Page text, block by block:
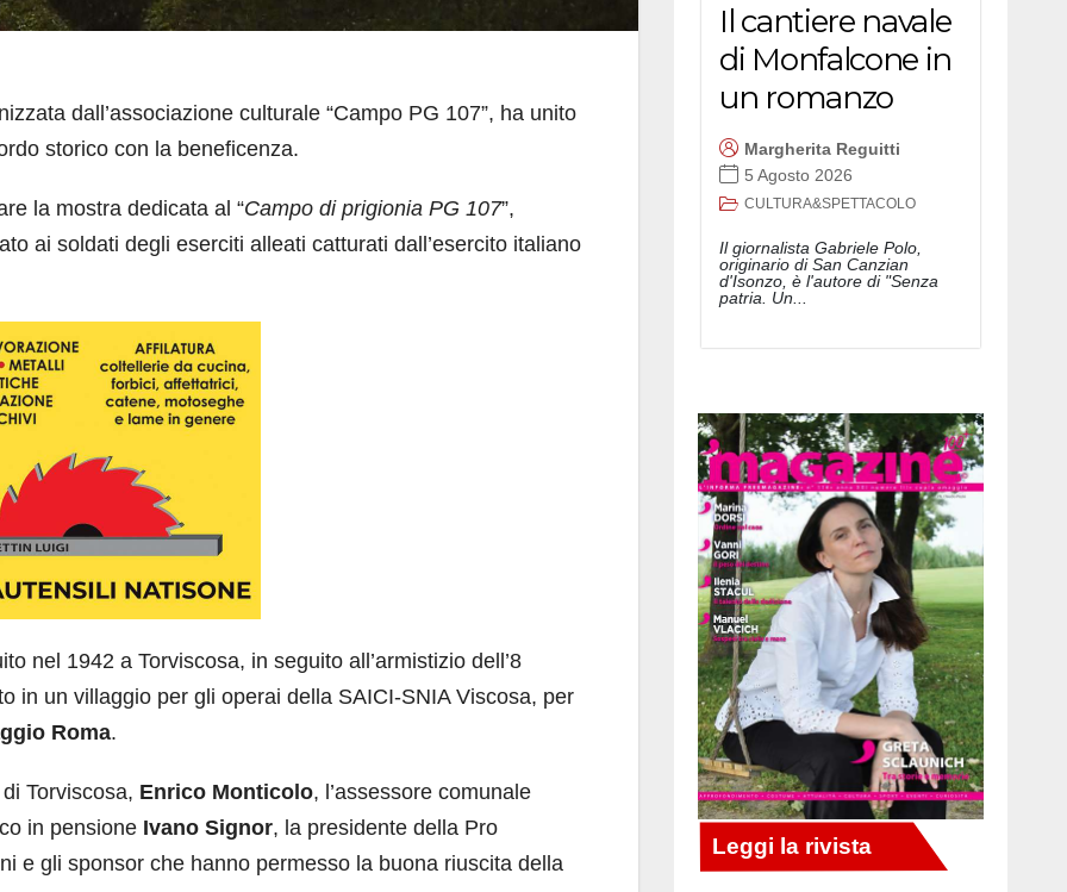
dall’associazione culturale “Campo PG 107”, ha unito
storico con la beneficenza.
la mostra dedicata al “Campo di prigionia PG 107”,
ai soldati degli eserciti alleati catturati dall’esercito italiano
nel 1942 a Torviscosa, in seguito all’armistizio dell’8
in un villaggio per gli operai della SAICI-SNIA Viscosa, per
Roma.
Torviscosa, Enrico Monticolo, l’assessore comunale
in pensione Ivano Signor, la presidente della Pro
e gli sponsor che hanno permesso la buona riuscita della
Il cantiere navale
di Monfalcone in
un romanzo
Margherita Reguitti
5 Agosto 2026
CULTURA&SPETTACOLO
Il giornalista Gabriele Polo,
originario di San Canzian
d'Isonzo, è l'autore di "Senza
patria. Un...